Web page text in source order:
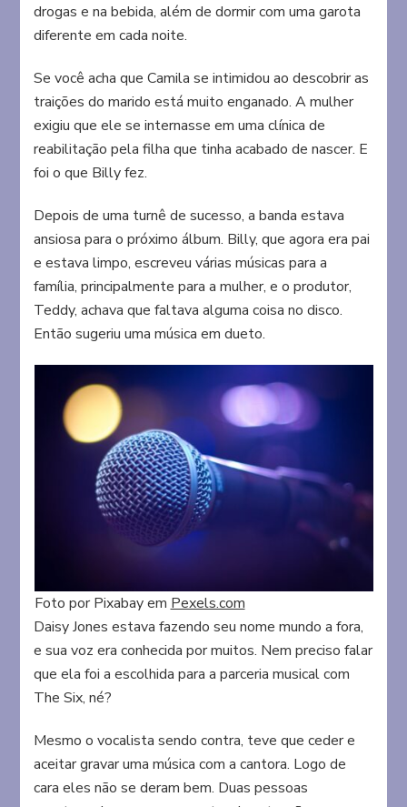
drogas e na bebida, além de dormir com uma garota
diferente em cada noite.
Se você acha que Camila se intimidou ao descobrir as
traições do marido está muito enganado. A mulher
exigiu que ele se internasse em uma clínica de
reabilitação pela filha que tinha acabado de nascer. E
foi o que Billy fez.
Depois de uma turnê de sucesso, a banda estava
ansiosa para o próximo álbum. Billy, que agora era pai
e estava limpo, escreveu várias músicas para a
família, principalmente para a mulher, e o produtor,
Teddy, achava que faltava alguma coisa no disco.
Então sugeriu uma música em dueto.
Foto por Pixabay em Pexels.com
Daisy Jones estava fazendo seu nome mundo a fora,
e sua voz era conhecida por muitos. Nem preciso falar
que ela foi a escolhida para a parceria musical com
The Six, né?
Mesmo o vocalista sendo contra, teve que ceder e
aceitar gravar uma música com a cantora. Logo de
cara eles não se deram bem. Duas pessoas